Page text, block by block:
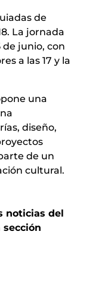
de
La jornada
de junio, con
a las 17 y la
una
diseño,
de un
cultural.
noticias del